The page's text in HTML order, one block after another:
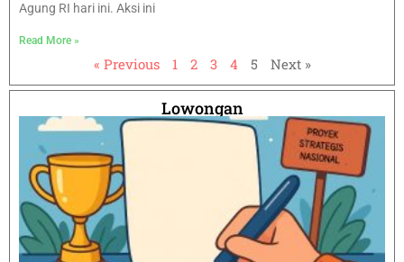
Agung RI hari ini. Aksi ini
Read More »
« Previous 1 2 3 4 5 Next »
Lowongan